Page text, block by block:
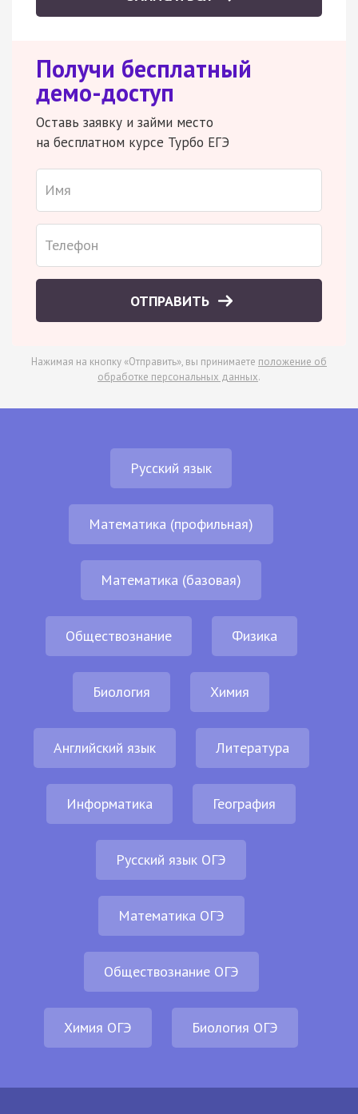
Получи бесплатный
демо-доступ
Оставь заявку и займи место
на бесплатном курсе Турбо ЕГЭ
ОТПРАВИТЬ
Нажимая на кнопку «Отправить», вы принимаете положение об
обработке персональных данных.
Русский язык
Математика (профильная)
Математика (базовая)
Обществознание Физика
Биология Химия
Английский язык Литература
Информатика География
Русский язык ОГЭ
Математика ОГЭ
Обществознание ОГЭ
Химия ОГЭ Биология ОГЭ